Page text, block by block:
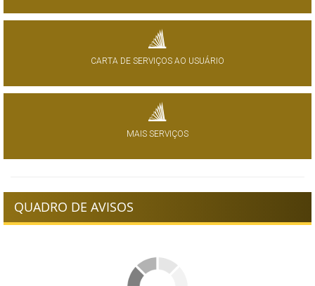
CARTA DE SERVIÇOS AO USUÁRIO
MAIS SERVIÇOS
QUADRO DE AVISOS